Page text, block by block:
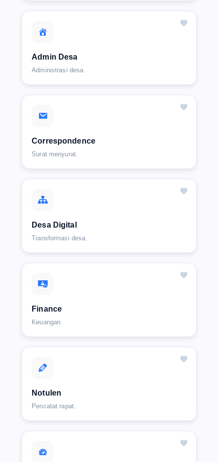
Admin Desa
Administrasi desa.
Correspondence
Surat menyurat.
Desa Digital
Transformasi desa.
Finance
Keuangan.
Notulen
Pencatat rapat.